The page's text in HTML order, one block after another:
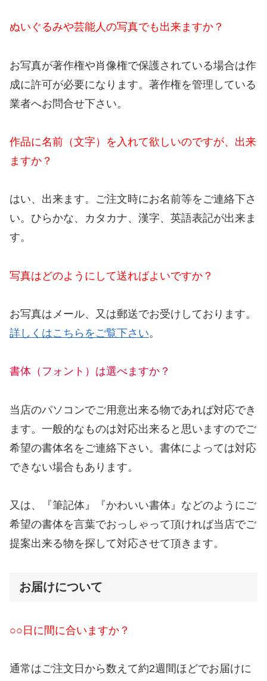
ぬいぐるみや芸能人の写真でも出来ますか？
お写真が著作権や肖像権で保護されている場合は作
成に許可が必要になります。著作権を管理している
業者へお問合せ下さい。
作品に名前（文字）を入れて欲しいのですが、出来
ますか？
はい、出来ます。ご注文時にお名前等をご連絡下さ
い。ひらかな、カタカナ、漢字、英語表記が出来ま
す。
写真はどのようにして送ればよいですか？
お写真はメール、又は郵送でお受けしております。
詳しくはこちらをご覧下さい。
書体（フォント）は選べますか？
当店のパソコンでご用意出来る物であれば対応でき
ます。一般的なものは対応出来ると思いますのでご
希望の書体名をご連絡下さい。書体によっては対応
できない場合もあります。
又は、『筆記体』『かわいい書体』などのようにご
希望の書体を言葉でおっしゃって頂ければ当店でご
提案出来る物を探して対応させて頂きます。
お届けについて
○○日に間に合いますか？
通常はご注文日から数えて約2週間ほどでお届けに